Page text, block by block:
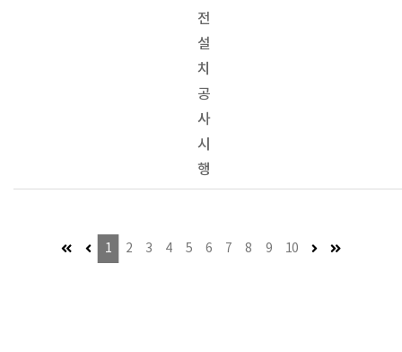
전
설
치
공
사
시
행
첫 페이지 (이동불가)
이전 페이지 (이동불가)
1 2 3 4 5 6 7 8 9 10 다음 페이지마지막 페이